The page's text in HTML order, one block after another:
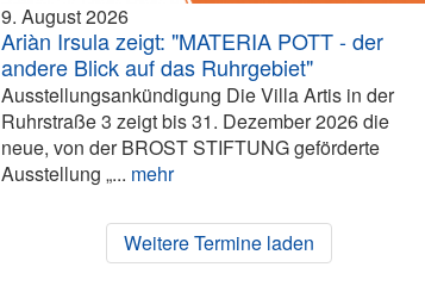
9. August 2026
Ariàn Irsula zeigt: "MATERIA POTT - der
andere Blick auf das Ruhrgebiet"
Ausstellungsankündigung Die Villa Artis in der
Ruhrstraße 3 zeigt bis 31. Dezember 2026 die
neue, von der BROST STIFTUNG geförderte
Ausstellung „... mehr
Weitere Termine laden